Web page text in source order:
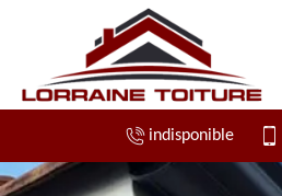
indisponible